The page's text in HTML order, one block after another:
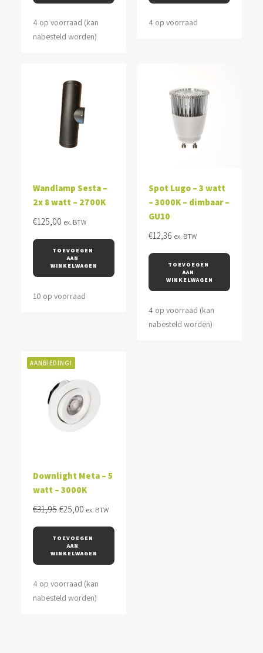
4 op voorraad (kan
nabesteld worden)
4 op voorraad
Wandlamp Sesta –
2x 8 watt – 2700K
€125,00 ex. BTW
TOEVOEGEN
AAN
WINKELWAGEN
10 op voorraad
Spot Lugo – 3 watt
– 3000K – dimbaar –
GU10
€12,36 ex. BTW
TOEVOEGEN
AAN
WINKELWAGEN
4 op voorraad (kan
nabesteld worden)
AANBIEDING!
Downlight Meta – 5
watt – 3000K
€31,95 Oorspronkelijke
was:
€31,95.
€25,00 Huidige
is:
€25,00.
ex. BTW
TOEVOEGEN
AAN
WINKELWAGEN
4 op voorraad (kan
nabesteld worden)